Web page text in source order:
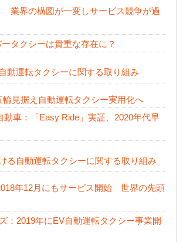
業界の構図が一変しサービス競争が過
タクシーは貴重な存在に？
動運転タクシーに関する取り組み
輪見据え自動運転タクシー実用化へ
動車：「Easy Ride」実証、2020年代早
る自動運転タクシーに関する取り組み
年12月にもサービス開始 世界の先頭
：2019年にEV自動運転タクシー事業開